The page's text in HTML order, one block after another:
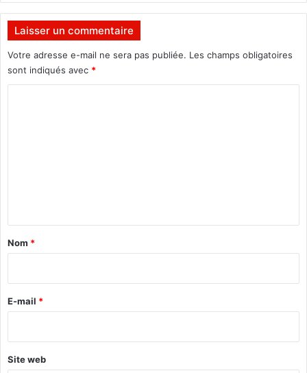
a
s
o
1
Laisser un commentaire
Votre adresse e-mail ne sera pas publiée. Les champs obligatoires
sont indiqués avec *
a
e
Nom *
E-mail *
Site web